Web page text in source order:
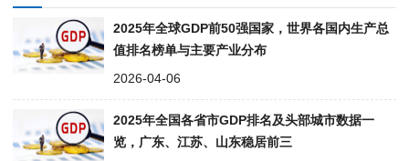
2025年全球GDP前50强国家，世界各国内生产总
值排名榜单与主要产业分布
2026-04-06
2025年全国各省市GDP排名及头部城市数据一
览，广东、江苏、山东稳居前三